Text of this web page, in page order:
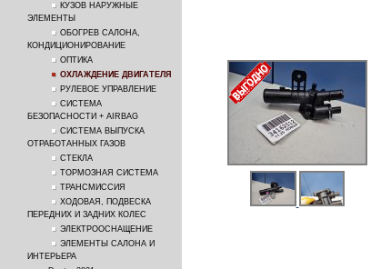
КУЗОВ НАРУЖНЫЕ
ЭЛЕМЕНТЫ
ОБОГРЕВ САЛОНА,
КОНДИЦИОНИРОВАНИЕ
ОПТИКА
ОХЛАЖДЕНИЕ ДВИГАТЕЛЯ
РУЛЕВОЕ УПРАВЛЕНИЕ
СИСТЕМА
БЕЗОПАСНОСТИ + AIRBAG
СИСТЕМА ВЫПУСКА
ОТРАБОТАННЫХ ГАЗОВ
СТЕКЛА
ТОРМОЗНАЯ СИСТЕМА
ТРАНСМИССИЯ
ХОДОВАЯ, ПОДВЕСКА
ПЕРЕДНИХ И ЗАДНИХ КОЛЕС
ЭЛЕКТРООСНАЩЕНИЕ
ЭЛЕМЕНТЫ САЛОНА И
ИНТЕРЬЕРА